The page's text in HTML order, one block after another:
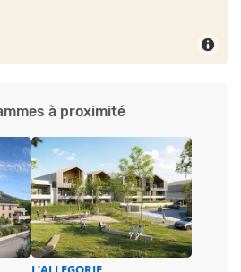
à proximité